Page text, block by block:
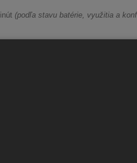
(podľa stavu batérie, využitia a